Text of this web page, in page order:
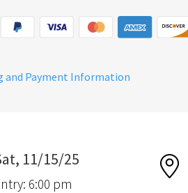
and Payment Information
11/15/25
6:00 pm